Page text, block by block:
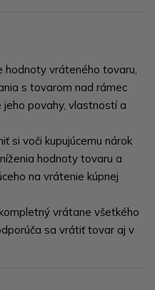
hodnoty vráteného tovaru,
s tovarom nad rámec
povahy, vlastností a
si voči kupujúcemu nárok
hodnoty tovaru a
na vrátenie kúpnej
vrátane všetkého
sa vrátiť tovar aj v